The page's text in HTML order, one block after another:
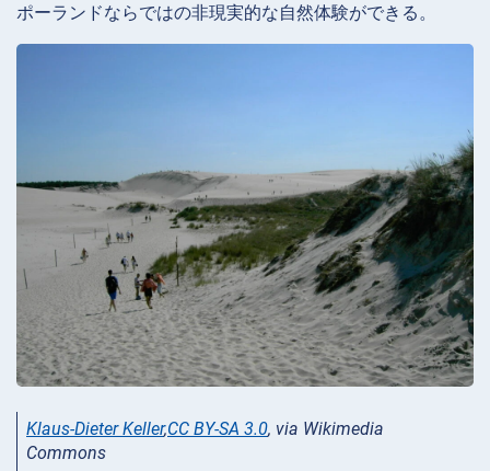
ポーランドならではの非現実的な自然体験ができる。
Klaus-Dieter Keller,CC BY-SA 3.0, via Wikimedia
Commons